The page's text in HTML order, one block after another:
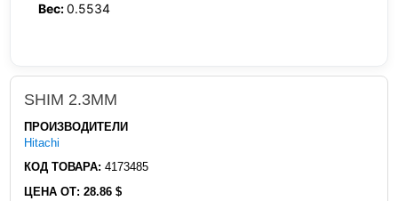
Вес:0.5534
SHIM 2.3MM
ПРОИЗВОДИТЕЛИ
Hitachi
КОД ТОВАРА: 4173485
ЦЕНА ОТ: 28.86 $